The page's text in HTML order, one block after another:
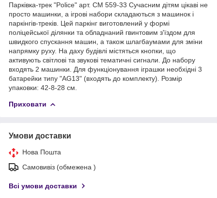
Парківка-трек "Police" арт. СМ 559-33 Сучасним дітям цікаві не
просто машинки, а ігрові набори складаються з машинок і
паркінгів-треків. Цей паркінг виготовлений у формі
поліцейської ділянки та обладнаний гвинтовим з'їздом для
швидкого спускання машин, а також шлагбаумами для зміни
напрямку руху. На даху будівлі містяться кнопки, що
активують світлові та звукові тематичні сигнали. До набору
входять 2 машинки. Для функціонування іграшки необхідні 3
батарейки типу "AG13" (входять до комплекту). Розмір
упаковки: 42-8-28 см.
Приховати
Умови доставки
Нова Пошта
Самовивіз (обмежена )
Всі умови доставки